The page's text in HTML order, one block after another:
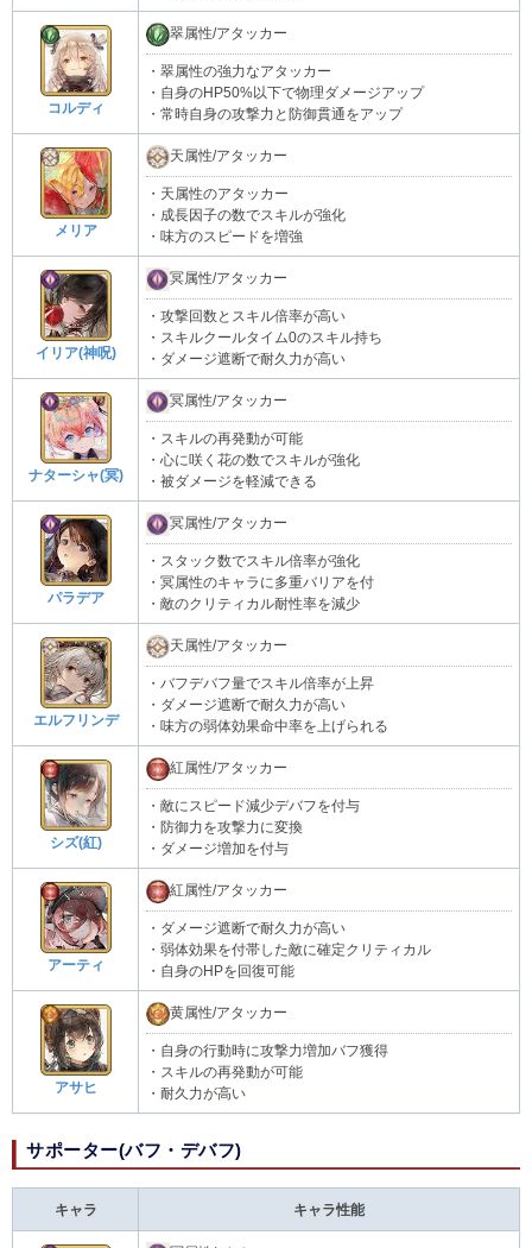
コルディ
翠属性/アタッカー
・翠属性の強力なアタッカー
・自身のHP50%以下で物理ダメージアップ
・常時自身の攻撃力と防御貫通をアップ
メリア
天属性/アタッカー
・天属性のアタッカー
・成長因子の数でスキルが強化
・味方のスピードを増強
イリア(神呪)
冥属性/アタッカー
・攻撃回数とスキル倍率が高い
・スキルクールタイム0のスキル持ち
・ダメージ遮断で耐久力が高い
ナターシャ(冥)
冥属性/アタッカー
・スキルの再発動が可能
・心に咲く花の数でスキルが強化
・被ダメージを軽減できる
パラデア
冥属性/アタッカー
・スタック数でスキル倍率が強化
・冥属性のキャラに多重バリアを付
・敵のクリティカル耐性率を減少
エルフリンデ
天属性/アタッカー
・バフデバフ量でスキル倍率が上昇
・ダメージ遮断で耐久力が高い
・味方の弱体効果命中率を上げられる
シズ(紅)
紅属性/アタッカー
・敵にスピード減少デバフを付与
・防御力を攻撃力に変換
・ダメージ増加を付与
アーティ
紅属性/アタッカー
・ダメージ遮断で耐久力が高い
・弱体効果を付帯した敵に確定クリティカル
・自身のHPを回復可能
アサヒ
黄属性/アタッカー
・自身の行動時に攻撃力増加バフ獲得
・スキルの再発動が可能
・耐久力が高い
サポーター(バフ・デバフ)
キャラ キャラ性能